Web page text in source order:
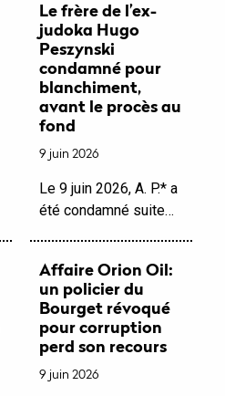
Le frère de l’ex-
judoka Hugo
Peszynski
condamné pour
blanchiment,
avant le procès au
fond
9 juin 2026
Le 9 juin 2026, A. P.* a
été condamné suite…
Affaire Orion Oil:
un policier du
Bourget révoqué
pour corruption
perd son recours
9 juin 2026